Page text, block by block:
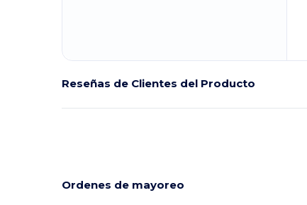
Reseñas de Clientes del Producto
Ordenes de mayoreo